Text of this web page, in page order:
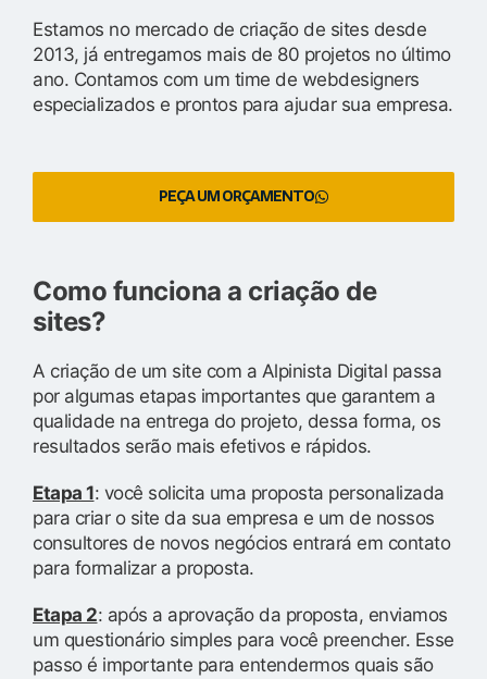
Estamos no mercado de criação de sites desde
2013, já entregamos mais de 80 projetos no último
ano. Contamos com um time de webdesigners
especializados e prontos para ajudar sua empresa.
PEÇA UM ORÇAMENTO
Como funciona a criação de
sites?
A criação de um site com a Alpinista Digital passa
por algumas etapas importantes que garantem a
qualidade na entrega do projeto, dessa forma, os
resultados serão mais efetivos e rápidos.
Etapa 1: você solicita uma proposta personalizada
para criar o site da sua empresa e um de nossos
consultores de novos negócios entrará em contato
para formalizar a proposta.
Etapa 2: após a aprovação da proposta, enviamos
um questionário simples para você preencher. Esse
passo é importante para entendermos quais são